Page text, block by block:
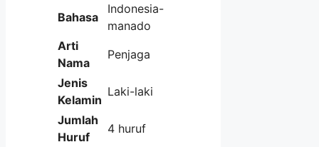
Bahasa
Indonesia-
manado
Arti
Nama
Penjaga
Jenis
Kelamin
Laki-laki
Jumlah
Huruf
4 huruf